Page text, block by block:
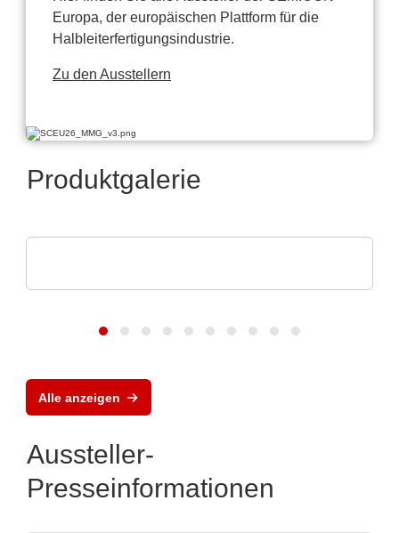
Europa, der europäischen Plattform für die
Halbleiterfertigungsindustrie.
Zu den Ausstellern
Produktgalerie
Alle anzeigen
Aussteller-
Presseinformationen